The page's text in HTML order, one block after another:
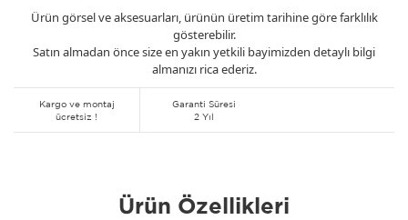
Ürün görsel ve aksesuarları, ürünün üretim tarihine göre farklılık
gösterebilir.
Satın almadan önce size en yakın yetkili bayimizden detaylı bilgi
almanızı rica ederiz.
Kargo ve montaj
ücretsiz !
Garanti Süresi
2 Yıl
Ürün Özellikleri